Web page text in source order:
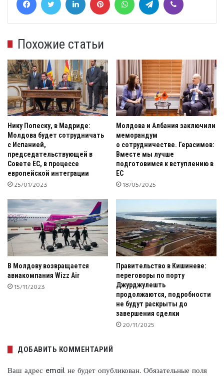
Похожие статьи
Нику Попеску, в Мадриде:
Молдова будет сотрудничать
с Испанией,
председательствующей в
Совете ЕС, в процессе
европейской интеграции
25/01/2023
Молдова и Албания заключили
меморандум
о сотрудничестве. Герасимов:
Вместе мы лучше
подготовимся к вступлению в
ЕС
18/05/2025
В Молдову возвращается
авиакомпания Wizz Air
15/11/2023
Правительство в Кишиневе:
переговоры по порту
Джурджулешть
продолжаются, подробности
не будут раскрыты до
завершения сделки
20/11/2025
ДОБАВИТЬ КОММЕНТАРИЙ
Ваш адрес email не будет опубликован. Обязательные поля